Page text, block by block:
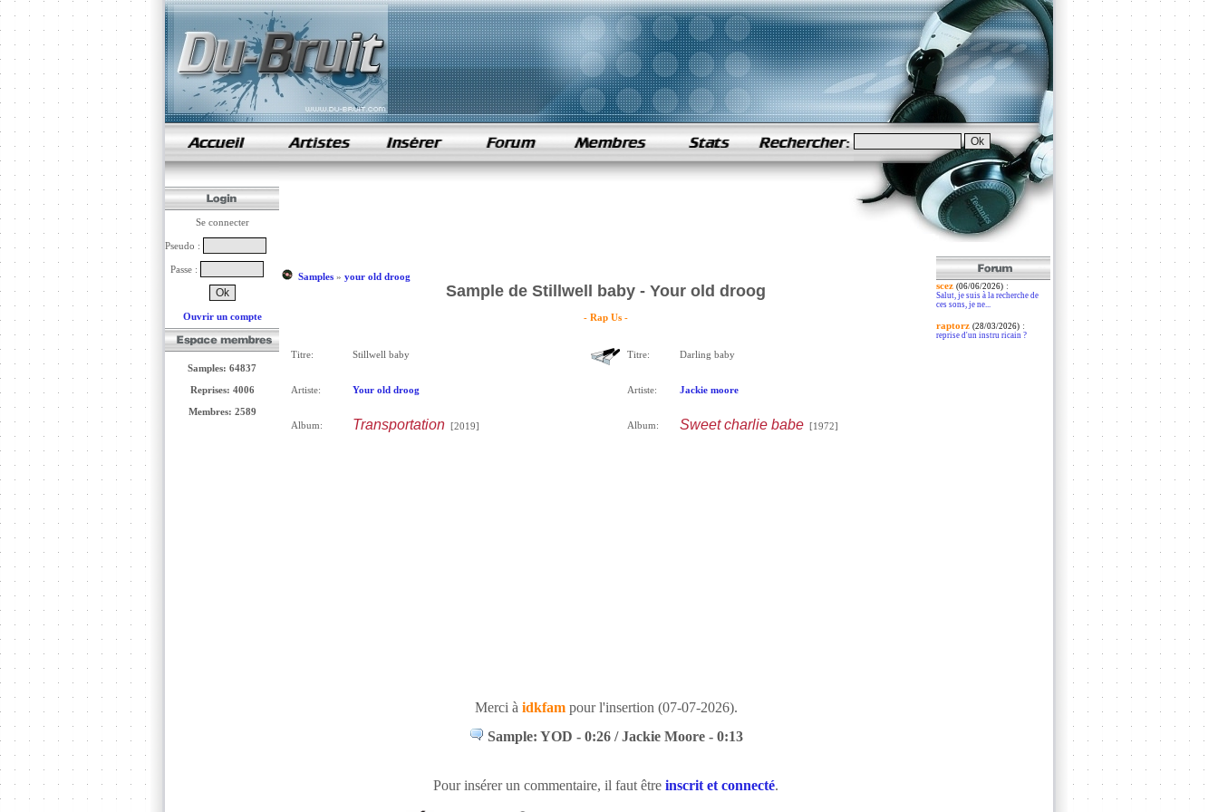
samples de rap
Se connecter
Pseudo :
Passe :
Ouvrir un compte
Samples: 64837
Reprises: 4006
Membres: 2589
Samples» your old droog
Sample de Stillwell baby - Your old droog
- Rap Us -
Titre: Stillwell baby
Artiste: Your old droog
Album: Transportation[2019]
Titre: Darling baby
Artiste: Jackie moore
Album: Sweet charlie babe[1972]
Merci à idkfampour l'insertion (07-07-2026).
Sample: YOD - 0:26 / Jackie Moore - 0:13
Pour insérer un commentaire, il faut être inscrit et connecté.
scez (06/06/2026):
Salut, je suis à la recherche de
ces sons, je ne...
raptorz (28/03/2026):
reprise d'un instru ricain ?